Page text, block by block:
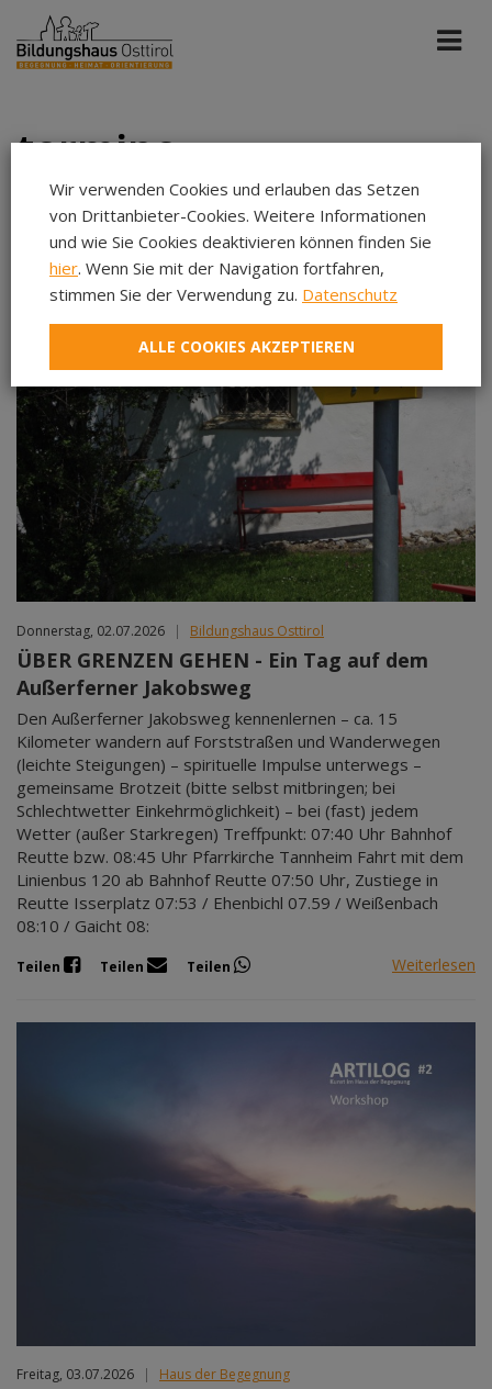
termine
Alle Portale Jul 2026
Aug 2026
Sep 2026
Okt 2026
Nov 2026
Dez 2026
Jan 2027
Feb 2027
Mär 2027
Apr 2027
Mai 2027
Jun 2027
Donnerstag, 02.07.2026 | Bildungshaus Osttirol
ÜBER GRENZEN GEHEN - Ein Tag auf dem
Außerferner Jakobsweg
Den Außerferner Jakobsweg kennenlernen – ca. 15
Kilometer wandern auf Forststraßen und Wanderwegen
(leichte Steigungen) – spirituelle Impulse unterwegs –
gemeinsame Brotzeit (bitte selbst mitbringen; bei
Schlechtwetter Einkehrmöglichkeit) – bei (fast) jedem
Wetter (außer Starkregen) Treffpunkt: 07:40 Uhr Bahnhof
Reutte bzw. 08:45 Uhr Pfarrkirche Tannheim Fahrt mit dem
Linienbus 120 ab Bahnhof Reutte 07:50 Uhr, Zustiege in
Reutte Isserplatz 07:53 / Ehenbichl 07.59 / Weißenbach
08:10 / Gaicht 08:
Teilen Teilen Teilen Weiterlesen
Freitag, 03.07.2026 | Haus der Begegnung
Wir verwenden Cookies und erlauben das Setzen
von Drittanbieter-Cookies. Weitere Informationen
und wie Sie Cookies deaktivieren können finden Sie
hier. Wenn Sie mit der Navigation fortfahren,
stimmen Sie der Verwendung zu. Datenschutz
ALLE COOKIES AKZEPTIEREN